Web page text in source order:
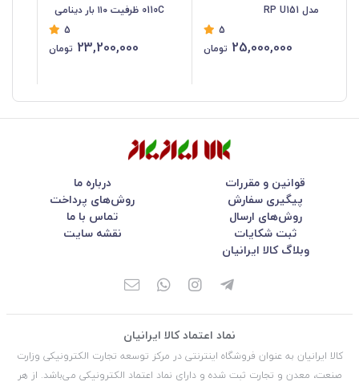
مدل RP U151
5
25,000,000 تومان
0110C ظرفیت ۱۱۰ بار دینامی
5
23,200,000 تومان
قوانین و مقررات
درباره ما
پیگیری سفارش
روش‌های پرداخت
روش‌های ارسال
تماس با ما
ثبت شکایات
نقشه سایت
وبلاگ کالا ایرانیان
نماد اعتماد کالا ایرانیان
کالا ایرانیان به عنوان فروشگاه اینترنتی در مركز توسعه تجارت الكترونیكی وزارت
صنعت، معدن و تجارت ثبت شده و دارای نماد اعتماد الكترونیكی می‌باشد. از هر